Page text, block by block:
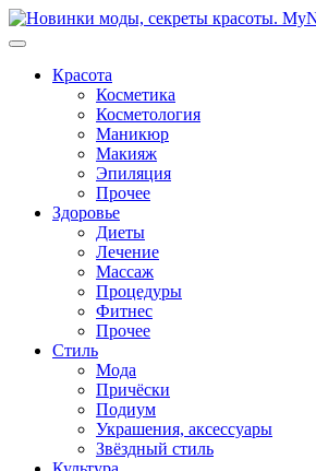
Перейти
к
Красота
Косметика
Косметология
Маникюр
Макияж
Эпиляция
Прочее
Здоровье
Диеты
Лечение
Массаж
Процедуры
Фитнес
Прочее
Стиль
Мода
Причёски
Подиум
Украшения, аксессуары
Звёздный стиль